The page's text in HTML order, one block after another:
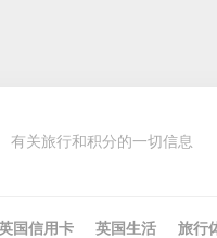
有关旅行和积分的一切信息
国信用卡 英国生活 旅行